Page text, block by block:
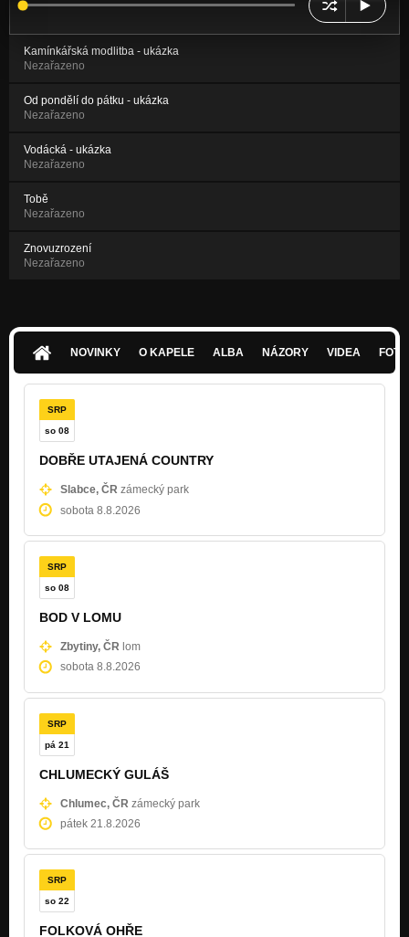
Kamínkářská modlitba - ukázka
Nezařazeno
Od pondělí do pátku - ukázka
Nezařazeno
Vodácká - ukázka
Nezařazeno
Tobě
Nezařazeno
Znovuzrození
Nezařazeno
NOVINKY O KAPELE ALBA NÁZORY VIDEA
SRP
so 08
DOBŘE UTAJENÁ COUNTRY
Slabce, ČR zámecký park
sobota 8.8.2026
SRP
so 08
BOD V LOMU
Zbytiny, ČR lom
sobota 8.8.2026
SRP
pá 21
CHLUMECKÝ GULÁŠ
Chlumec, ČR zámecký park
pátek 21.8.2026
SRP
so 22
FOLKOVÁ OHŘE